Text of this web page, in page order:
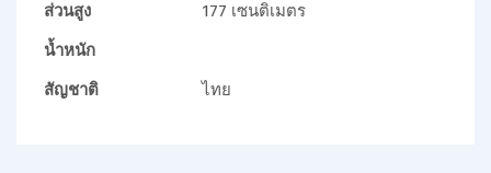
ส่วนสูง
177 เซนติเมตร
น้ำหนัก
สัญชาติ
ไทย